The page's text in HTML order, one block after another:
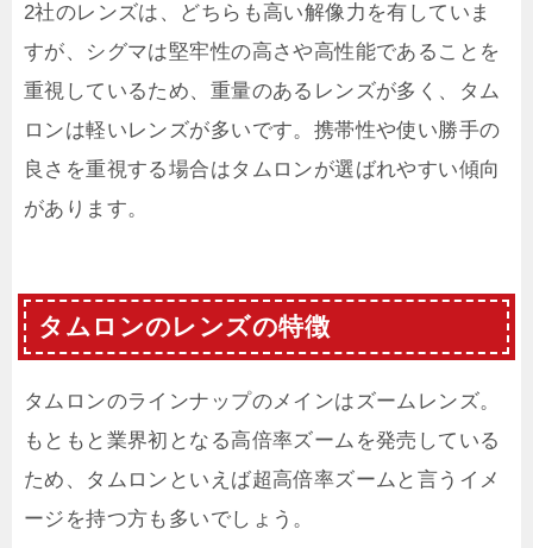
2社のレンズは、どちらも高い解像力を有していま
すが、シグマは堅牢性の高さや高性能であることを
重視しているため、重量のあるレンズが多く、タム
ロンは軽いレンズが多いです。携帯性や使い勝手の
良さを重視する場合はタムロンが選ばれやすい傾向
があります。
タムロンのレンズの特徴
タムロンのラインナップのメインはズームレンズ。
もともと業界初となる高倍率ズームを発売している
ため、タムロンといえば超高倍率ズームと言うイメ
ージを持つ方も多いでしょう。